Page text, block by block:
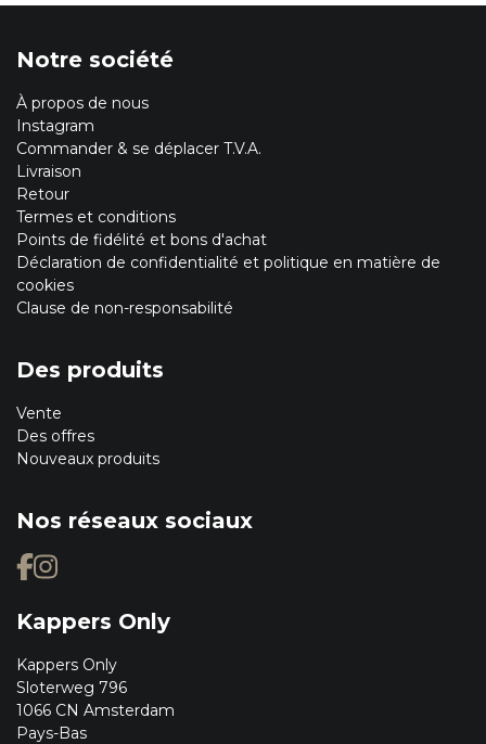
Notre société
À propos de nous
Instagram
Commander & se déplacer T.V.A.
Livraison
Retour
Termes et conditions
Points de fidélité et bons d'achat
Déclaration de confidentialité et politique en matière de
cookies
Clause de non-responsabilité
Des produits
Vente
Des offres
Nouveaux produits
Nos réseaux sociaux
Kappers Only
Kappers Only
Sloterweg 796
1066 CN Amsterdam
Pays-Bas